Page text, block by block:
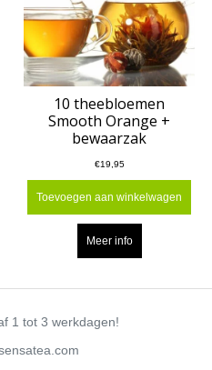
10 theebloemen
Smooth Orange +
bewaarzak
€19,95
Toevoegen aan winkelwagen
Meer info
1 tot 3 werkdagen!